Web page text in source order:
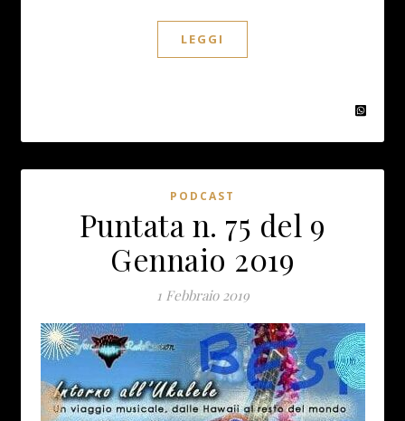
LEGGI
PODCAST
Puntata n. 75 del 9
Gennaio 2019
1 Febbraio 2019